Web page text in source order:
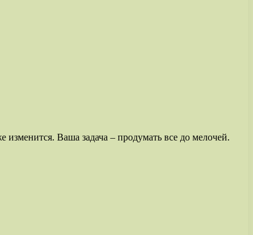
Ваша задача – продумать все до мелочей.